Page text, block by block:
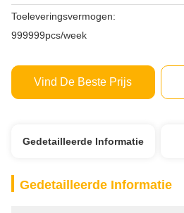
Toeleveringsvermogen:
999999pcs/week
Vind De Beste Prijs
Gedetailleerde Informatie
Gedetailleerde Informatie